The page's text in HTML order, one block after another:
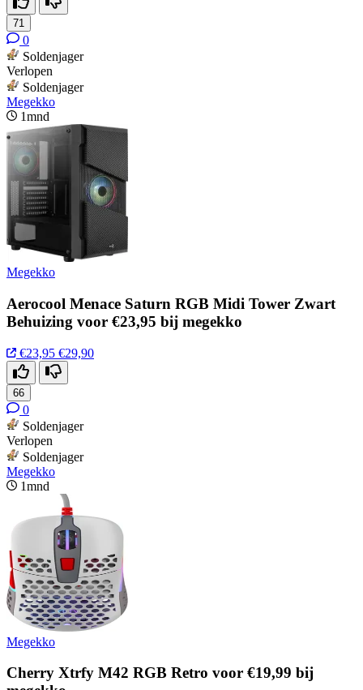
71
0
Soldenjager
Verlopen
Soldenjager
Megekko
1mnd
Megekko
Aerocool Menace Saturn RGB Midi Tower Zwart
Behuizing voor €23,95 bij megekko
€23,95 €29,90
66
0
Soldenjager
Verlopen
Soldenjager
Megekko
1mnd
Megekko
Cherry Xtrfy M42 RGB Retro voor €19,99 bij